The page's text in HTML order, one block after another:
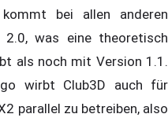
bei allen anderen
was eine theoretisch
als noch mit Version 1.1.
wirbt Club3D auch für
parallel zu betreiben, also